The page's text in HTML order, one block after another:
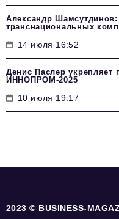
Александр
транснациональных
14 июля 16:52
Денис Паслер укрепляет
ИННОПРОМ-2025
10 июля 19:17
2023 © BUSINESS-